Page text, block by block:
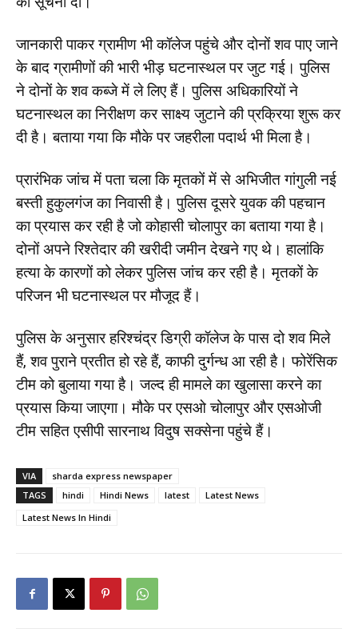
जानकारी पाकर ग्रामीण भी कॉलेज पहुंचे और दोनों शव पाए जाने
के बाद ग्रामीणों की भारी भीड़ घटनास्थल पर जुट गई। पुलिस
ने दोनों के शव कब्जे में ले लिए हैं। पुलिस अधिकारियों ने
घटनास्थल का निरीक्षण कर साक्ष्य जुटाने की प्रक्रिया शुरू कर
दी है। बताया गया कि मौके पर जहरीला पदार्थ भी मिला है।
प्रारंभिक जांच में पता चला कि मृतकों में से अभिजीत गांगुली नई
बस्ती हुकुलगंज का निवासी है। पुलिस दूसरे युवक की पहचान
का प्रयास कर रही है जो कोहासी चोलापुर का बताया गया है।
दोनों अपने रिश्तेदार की खरीदी जमीन देखने गए थे। हालांकि
हत्या के कारणों को लेकर पुलिस जांच कर रही है। मृतकों के
परिजन भी घटनास्थल पर मौजूद हैं।
पुलिस के अनुसार हरिश्चंद्र डिग्री कॉलेज के पास दो शव मिले
हैं, शव पुराने प्रतीत हो रहे हैं, काफी दुर्गन्ध आ रही है। फोरेंसिक
टीम को बुलाया गया है। जल्द ही मामले का खुलासा करने का
प्रयास किया जाएगा। मौके पर एसओ चोलापुर और एसओजी
टीम सहित एसीपी सारनाथ विदुष सक्सेना पहुंचे हैं।
VIA
sharda express newspaper
TAGS
hindi Hindi News latest
Latest News
Latest News In Hindi